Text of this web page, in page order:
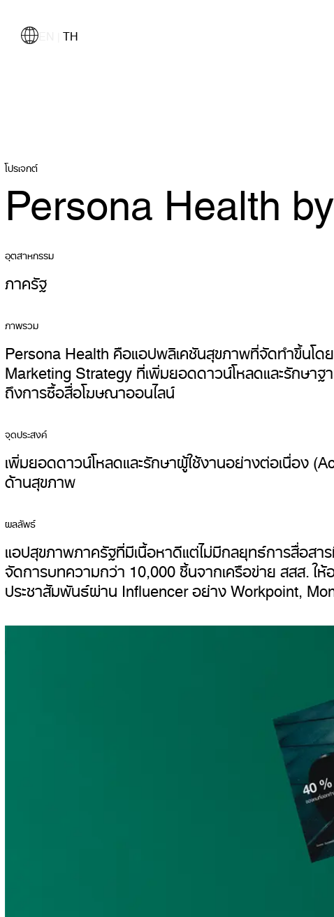
TH
โปรเจกต์
Persona Health
อุตสาหกรรม
ภาครัฐ
ภาพรวม
Persona Health คือแอปพลิเคชันสุขภาพที่จัดทำขึ้นโ
Marketing Strategy ที่เพิ่มยอดดาวน์โหลดและรักษา
ถึงการซื้อสื่อโฆษณาออนไลน์
จุดประสงค์
เพิ่มยอดดาวน์โหลดและรักษาผู้ใช้งานอย่างต่อเนื่อง
ด้านสุขภาพ
ผลลัพธ์
แอปสุขภาพภาครัฐที่มีเนื้อหาดีแต่ไม่มีกลยุทธ์การสื่อส
จัดการบทความกว่า 10,000 ชิ้นจากเครือข่าย สสส. ใ
ประชาสัมพันธ์ผ่าน Influencer อย่าง Workpoint,